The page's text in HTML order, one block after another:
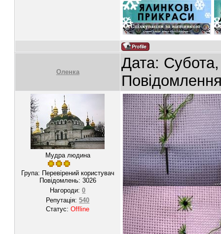
Oленка
Дата:
Мудра людина
Група: Перевірений користувач
Повідомлень: 3026
Нагороди:0
Репутація:540
Статус:Offline